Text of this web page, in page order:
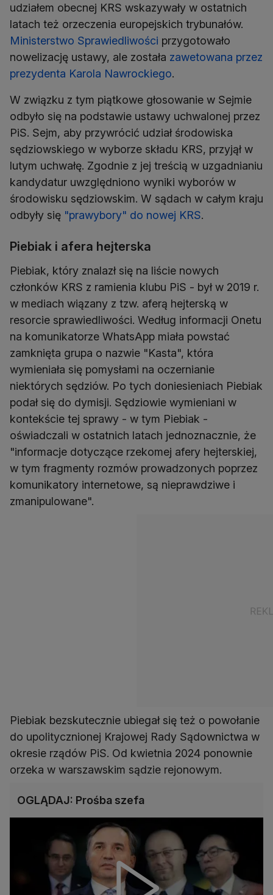
udziałem obecnej KRS wskazywały w ostatnich
latach też orzeczenia europejskich trybunałów.
Ministerstwo Sprawiedliwości przygotowało
nowelizację ustawy, ale została zawetowana przez
prezydenta Karola Nawrockiego.
W związku z tym piątkowe głosowanie w Sejmie
odbyło się na podstawie ustawy uchwalonej przez
PiS. Sejm, aby przywrócić udział środowiska
sędziowskiego w wyborze składu KRS, przyjął w
lutym uchwałę. Zgodnie z jej treścią w uzgadnianiu
kandydatur uwzględniono wyniki wyborów w
środowisku sędziowskim. W sądach w całym kraju
odbyły się "prawybory" do nowej KRS.
Piebiak i afera hejterska
Piebiak, który znalazł się na liście nowych
członków KRS z ramienia klubu PiS - był w 2019 r.
w mediach wiązany z tzw. aferą hejterską w
resorcie sprawiedliwości. Według informacji Onetu
na komunikatorze WhatsApp miała powstać
zamknięta grupa o nazwie "Kasta", która
wymieniała się pomysłami na oczernianie
niektórych sędziów. Po tych doniesieniach Piebiak
podał się do dymisji. Sędziowie wymieniani w
kontekście tej sprawy - w tym Piebiak -
oświadczali w ostatnich latach jednoznacznie, że
"informacje dotyczące rzekomej afery hejterskiej,
w tym fragmenty rozmów prowadzonych poprzez
komunikatory internetowe, są nieprawdziwe i
zmanipulowane".
Piebiak bezskutecznie ubiegał się też o powołanie
do upolitycznionej Krajowej Rady Sądownictwa w
okresie rządów PiS. Od kwietnia 2024 ponownie
orzeka w warszawskim sądzie rejonowym.
OGLĄDAJ: Prośba szefa